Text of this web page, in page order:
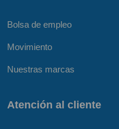
Bolsa de empleo
Movimiento
Nuestras marcas
Atención al cliente